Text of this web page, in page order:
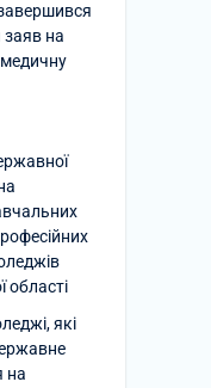
заяв на
області
які
на